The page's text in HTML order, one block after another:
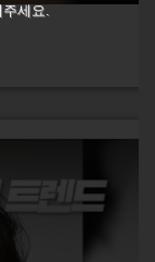
세요.